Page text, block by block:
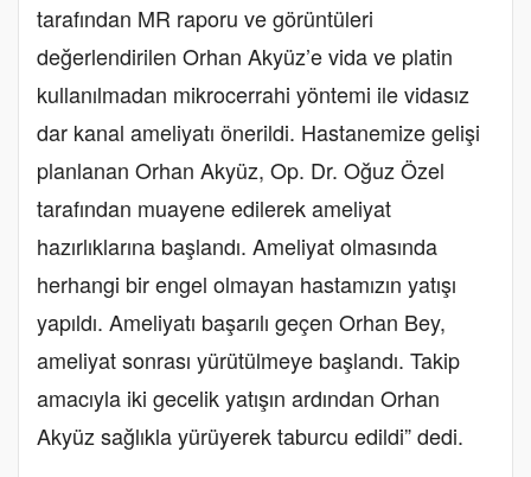
tarafından MR raporu ve görüntüleri
değerlendirilen Orhan Akyüz’e vida ve platin
kullanılmadan mikrocerrahi yöntemi ile vidasız
dar kanal ameliyatı önerildi. Hastanemize gelişi
planlanan Orhan Akyüz, Op. Dr. Oğuz Özel
tarafından muayene edilerek ameliyat
hazırlıklarına başlandı. Ameliyat olmasında
herhangi bir engel olmayan hastamızın yatışı
yapıldı. Ameliyatı başarılı geçen Orhan Bey,
ameliyat sonrası yürütülmeye başlandı. Takip
amacıyla iki gecelik yatışın ardından Orhan
Akyüz sağlıkla yürüyerek taburcu edildi” dedi.